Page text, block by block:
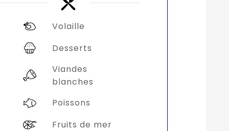
Volaille
Desserts
Viandes
blanches
Poissons
Fruits de mer